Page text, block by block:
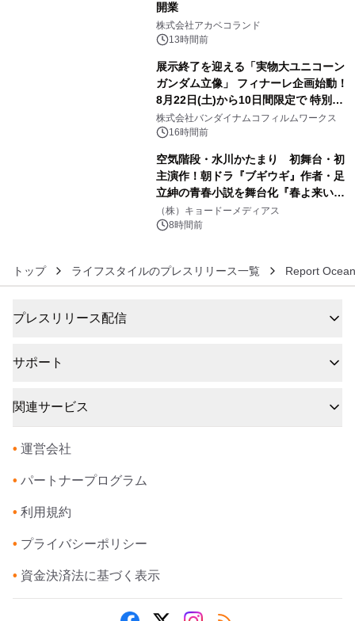
開業
株式会社アカベコランド
13時間前
展示終了を迎える「実物大ユニコーン
ガンダム立像」 フィナーレ企画始動！
8月22日(土)から10日間限定で 特別映
像『UNICORN GUNDAM Statue ―
BEYOND POSSIBILITY ―』を上映！
株式会社バンダイナムコフィルムワークス
16時間前
空気階段・水川かたまり 初舞台・初
主演作！朝ドラ『ブギウギ』作者・足
立紳の青春小説を舞台化『春よ来い、
マジで来い』キービジュアル解禁！
（株）キョードーメディアス
8時間前
トップ ライフスタイルのプレスリリース一覧 Report
プレスリリース配信
サポート
関連サービス
• 運営会社
• パートナープログラム
• 利用規約
• プライバシーポリシー
• 資金決済法に基づく表示